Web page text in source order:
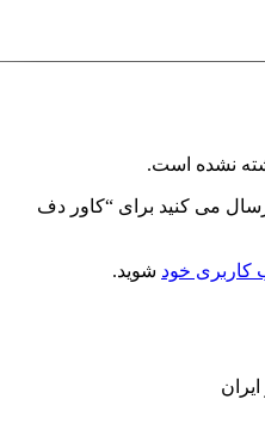
نشده است.
می کنید برای “کاور دف
کاربری خود شوید.